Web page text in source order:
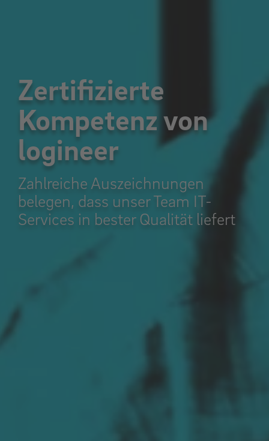
Zertifizierte
Kompetenz von
logineer
Zahlreiche Auszeichnungen
belegen, dass unser Team IT-
Services in bester Qualität liefert